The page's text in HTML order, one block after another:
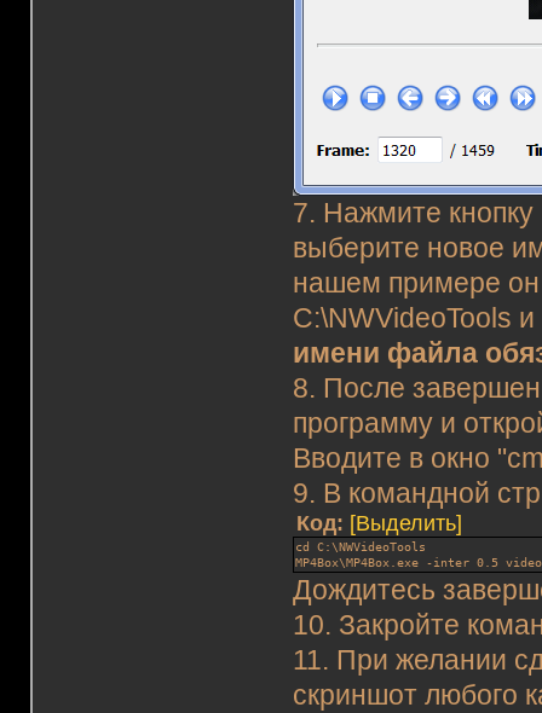
7. Нажмите кнопку
выберите новое
нашем примере он
C:\NWVideoTools
имени файла
8. После
программу и
Вводите в окно
9. В командной
Код: [Выделить]
cd C:\NWVideoTools
MP4Box\MP4Box.exe -inter 0.5
Дождитесь
10. Закройте
11. При желании
скриншот любого